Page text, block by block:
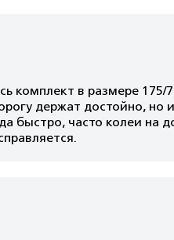
комплект в размере 175/
держат достойно, но
быстро, часто колеи на